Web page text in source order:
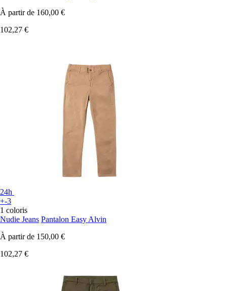
À partir de 160,00 €
102,27 €
24h
+-3
1 coloris
Nudie Jeans Pantalon Easy Alvin
À partir de 150,00 €
102,27 €